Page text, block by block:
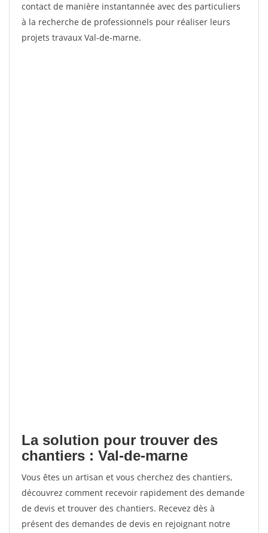
contact de manière instantannée avec des particuliers
à la recherche de professionnels pour réaliser leurs
projets travaux Val-de-marne.
La solution pour trouver des
chantiers : Val-de-marne
Vous êtes un artisan et vous cherchez des chantiers,
découvrez comment recevoir rapidement des demande
de devis et trouver des chantiers. Recevez dès à
présent des demandes de devis en rejoignant notre